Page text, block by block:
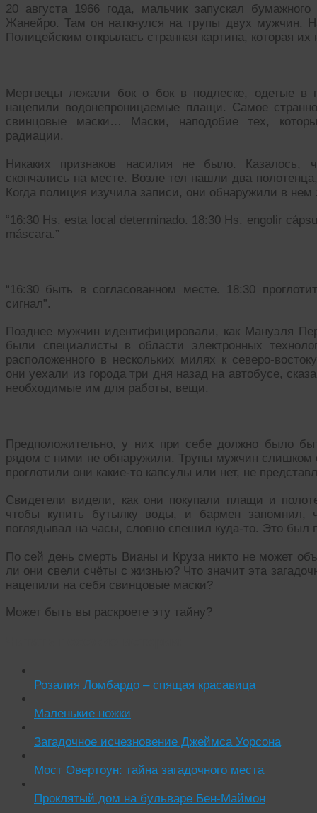
20 августа 1966 года, мальчик запускал
Жанейро. Там он наткнулся на трупы двух мужчин.
Полицейским открылась странная картина, которая
Мертвецы лежали бок о бок в подлеске, одетые в
нацепили водонепроницаемые плащи. Самое
свинцовые маски… Маски, наподобие тех,
радиации.
Никаких признаков насилия не было.
скончались на месте. Возле тел нашли два
Когда полиция изучила записи, они обнаружили в
“16:30 Hs. esta local determinado. 18:30 Hs. engolir
máscara.”
“16:30 быть в согласованном месте. 18:30
сигнал”.
Позднее мужчин идентифицировали, как Мануэля
были специалисты в области электронных
расположенного в нескольких милях к северо-
они уехали из города три дня назад на автобусе,
необходимые им для работы, вещи.
Предположительно, у них при себе должно было
рядом с ними не обнаружили. Трупы мужчин слишком
проглотили они какие-то капсулы или нет, не
Свидетели видели, как они покупали плащи и
чтобы купить бутылку воды, и бармен запомнил,
поглядывал на часы, словно спешил куда-то. Это был
По сей день смерть Вианы и Круза никто не может
ли они свели счёты с жизнью? Что значит эта
нацепили на себя свинцовые маски?
Может быть вы раскроете эту тайну?
Розалия Ломбардо – спящая красавица
Маленькие ножки
Загадочное исчезновение Джеймса Уорсона
Мост Овертоун: тайна загадочного места
Проклятый дом на бульваре Бен-Маймон